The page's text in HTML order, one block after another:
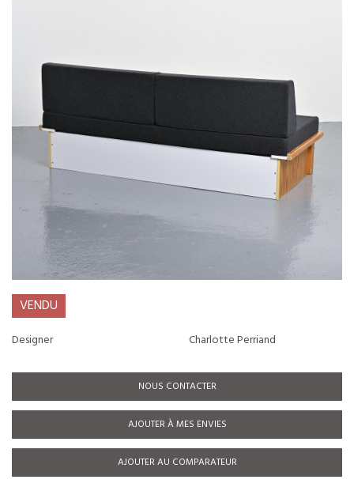
VENDU
Designer Charlotte Perriand
NOUS CONTACTER
AJOUTER À MES ENVIES
AJOUTER AU COMPARATEUR